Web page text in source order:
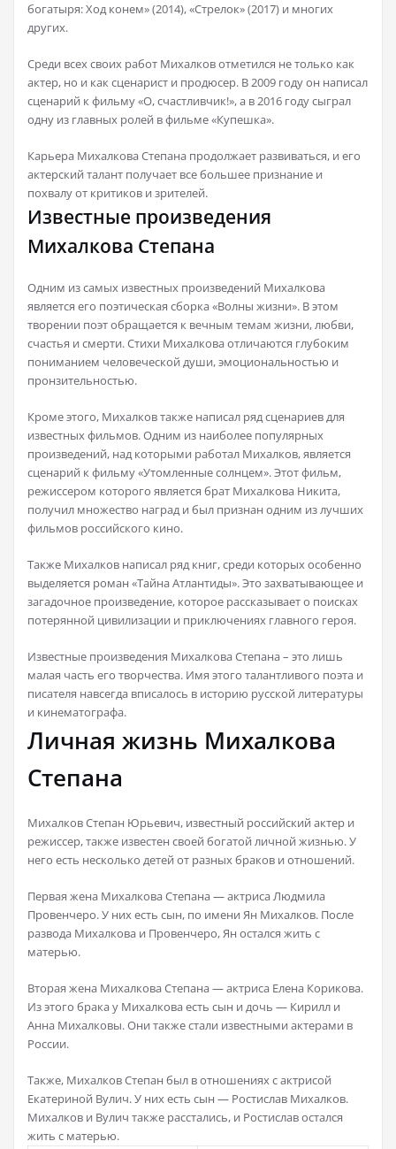
богатыря: Ход конем» (2014), «Стрелок» (2017) и многих
других.
Среди всех своих работ Михалков отметился не только как
актер, но и как сценарист и продюсер. В 2009 году он написал
сценарий к фильму «О, счастливчик!», а в 2016 году сыграл
одну из главных ролей в фильме «Купешка».
Карьера Михалкова Степана продолжает развиваться, и его
актерский талант получает все большее признание и
похвалу от критиков и зрителей.
Известные произведения
Михалкова Степана
Одним из самых известных произведений Михалкова
является его поэтическая сборка «Волны жизни». В этом
творении поэт обращается к вечным темам жизни, любви,
счастья и смерти. Стихи Михалкова отличаются глубоким
пониманием человеческой души, эмоциональностью и
пронзительностью.
Кроме этого, Михалков также написал ряд сценариев для
известных фильмов. Одним из наиболее популярных
произведений, над которыми работал Михалков, является
сценарий к фильму «Утомленные солнцем». Этот фильм,
режиссером которого является брат Михалкова Никита,
получил множество наград и был признан одним из лучших
фильмов российского кино.
Также Михалков написал ряд книг, среди которых особенно
выделяется роман «Тайна Атлантиды». Это захватывающее и
загадочное произведение, которое рассказывает о поисках
потерянной цивилизации и приключениях главного героя.
Известные произведения Михалкова Степана – это лишь
малая часть его творчества. Имя этого талантливого поэта и
писателя навсегда вписалось в историю русской литературы
и кинематографа.
Личная жизнь Михалкова
Степана
Михалков Степан Юрьевич, известный российский актер и
режиссер, также известен своей богатой личной жизнью. У
него есть несколько детей от разных браков и отношений.
Первая жена Михалкова Степана — актриса Людмила
Провенчеро. У них есть сын, по имени Ян Михалков. После
развода Михалкова и Провенчеро, Ян остался жить с
матерью.
Вторая жена Михалкова Степана — актриса Елена Корикова.
Из этого брака у Михалкова есть сын и дочь — Кирилл и
Анна Михалковы. Они также стали известными актерами в
России.
Также, Михалков Степан был в отношениях с актрисой
Екатериной Вулич. У них есть сын — Ростислав Михалков.
Михалков и Вулич также расстались, и Ростислав остался
жить с матерью.